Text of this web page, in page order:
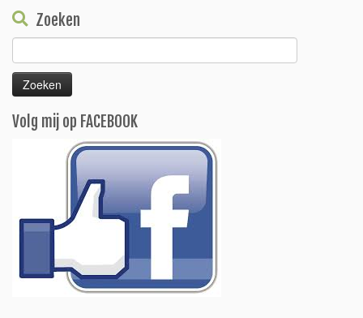
Zoeken
naar:
Volg mij op FACEBOOK